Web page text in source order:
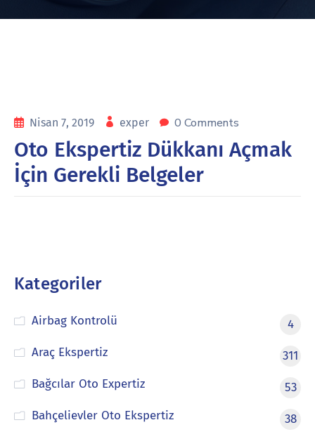
Nisan 7, 2019 exper 0 Comments
Oto Ekspertiz Dükkanı Açmak
İçin Gerekli Belgeler
Kategoriler
Airbag Kontrolü
4
Araç Ekspertiz
311
Bağcılar Oto Expertiz
53
Bahçelievler Oto Ekspertiz
38